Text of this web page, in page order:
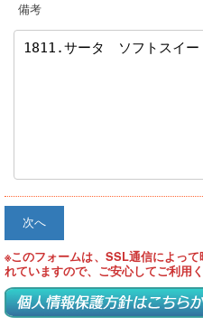
備考
次へ
※このフォームは、SSL通信によっ
れていますので、ご安心してご利用く